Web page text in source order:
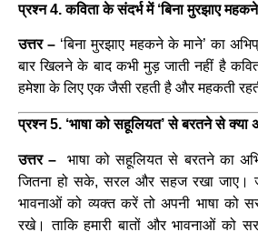
प्रश्न 4. कविता के संदर्भ में ‘बिना मुरझाए
उत्तर – ‘बिना मुरझाए महकने के माने’ का
बार खिलने के बाद कभी मुड़ जाती नहीं है
हमेशा के लिए एक जैसी रहती है और महकती
प्रश्न 5. ‘भाषा को सहूलियत’ से बरतने से क्या
उत्तर –भाषा को सहूलियत से बरतने का
जितना हो सके, सरल और सहज रखा जाए।
भावनाओं को व्यक्त करें तो अपनी भाषा को
रखे। ताकि हमारी बातों और भावनाओं को